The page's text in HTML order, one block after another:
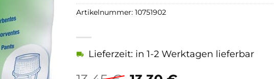
Lieferzeit: in 1-2 Werktagen lieferbar
Artikelnummer: 10751902